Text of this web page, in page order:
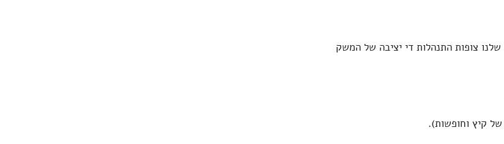
צופות התנהלות די יציבה של המשק